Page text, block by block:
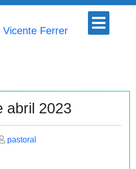
Ferrer
Botón
abrir
abril 2023
pastoral